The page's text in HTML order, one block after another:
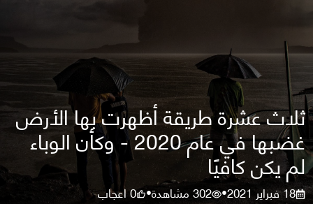
ثلاث عشرة طريقة أظهرت بها الأرض
غضبها في عام 2020 - وكأن الوباء
لم يكن كافيًا
18 فبراير 2021 •
302مشاهدة•
0اعجاب